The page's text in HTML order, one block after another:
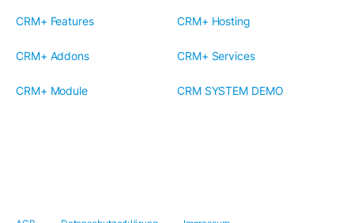
CRM+ Features CRM+ Hosting
CRM+ Addons CRM+ Services
CRM+ Module CRM SYSTEM DEMO